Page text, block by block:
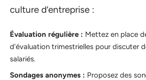
culture d’entreprise :
Évaluation régulière : Mettez en place
d’évaluation trimestrielles pour discuter
salariés.
Sondages anonymes : Proposez des